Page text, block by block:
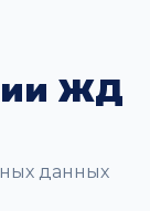
ЖД
данных